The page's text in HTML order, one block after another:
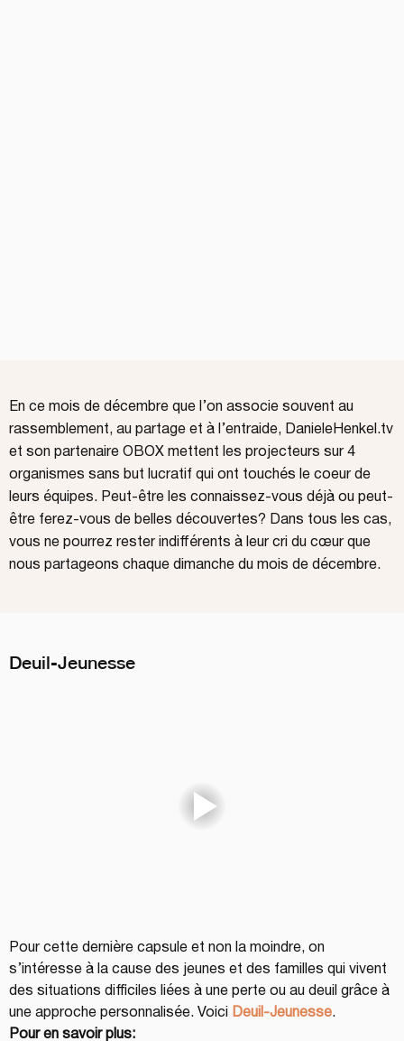
Deuil-Jeunesse
Pour cette dernière capsule et non la moindre, on
s’intéresse à la cause des jeunes et des familles qui vivent
des situations difficiles liées à une perte ou au deuil grâce à
une approche personnalisée. Voici Deuil-Jeunesse.
Pour en savoir plus:
En ce mois de décembre que l’on associe souvent au
rassemblement, au partage et à l’entraide, DanieleHenkel.tv
et son partenaire OBOX mettent les projecteurs sur 4
organismes sans but lucratif qui ont touchés le coeur de
leurs équipes. Peut-être les connaissez-vous déjà ou peut-
être ferez-vous de belles découvertes? Dans tous les cas,
vous ne pourrez rester indifférents à leur cri du cœur que
nous partageons chaque dimanche du mois de décembre.